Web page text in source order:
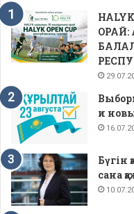
и
Бүгін
сана